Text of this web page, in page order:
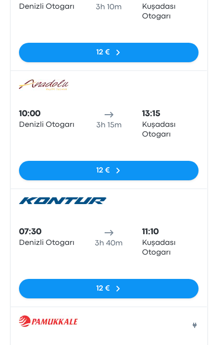
Denizli Otogarı 3h 10m
Kuşadası
Otogarı
12 €
10:00
Denizli Otogarı 3h 15m
13:15
Kuşadası
Otogarı
12 €
07:30
Denizli Otogarı 3h 40m
11:10
Kuşadası
Otogarı
12 €